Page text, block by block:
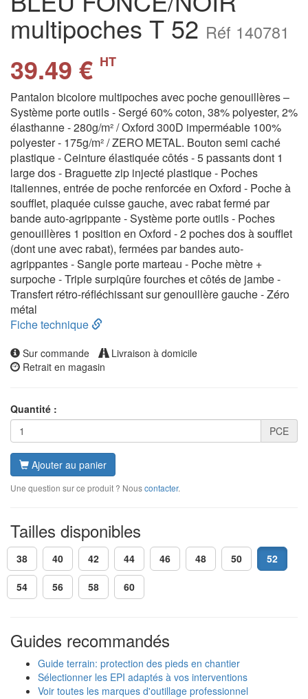
multipoches T 52 Réf 140781
39.49 € HT
Pantalon bicolore multipoches avec poche genouillères –
Système porte outils - Sergé 60% coton, 38% polyester, 2%
élasthanne - 280g/m² / Oxford 300D imperméable 100%
polyester - 175g/m² / ZERO METAL. Bouton semi caché
plastique - Ceinture élastiquée côtés - 5 passants dont 1
large dos - Braguette zip injecté plastique - Poches
italiennes, entrée de poche renforcée en Oxford - Poche à
soufflet, plaquée cuisse gauche, avec rabat fermé par
bande auto-agrippante - Système porte outils - Poches
genouillères 1 position en Oxford - 2 poches dos à soufflet
(dont une avec rabat), fermées par bandes auto-
agrippantes - Sangle porte marteau - Poche mètre +
surpoche - Triple surpiqûre fourches et côtés de jambe -
Transfert rétro-réfléchissant sur genouillère gauche - Zéro
métal
Fiche technique
Sur commande
Livraison à domicile
Retrait en magasin
Quantité :
PCE
Ajouter au panier
Une question sur ce produit ? Nouscontacter.
Tailles disponibles
38 40 42 44 46 48 50 52
54 56 58 60
Guides recommandés
Guide terrain: protection des pieds en chantier
Sélectionner les EPI adaptés à vos interventions
Voir toutes les marques d'outillage professionnel